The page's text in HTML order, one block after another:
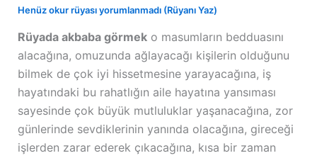
Henüz okur rüyası yorumlanmadı (Rüyanı Yaz)
Rüyada akbaba görmeko masumların bedduasını
alacağına, omuzunda ağlayacağı kişilerin olduğunu
bilmek de çok iyi hissetmesine yarayacağına, iş
hayatındaki bu rahatlığın aile hayatına yansıması
sayesinde çok büyük mutluluklar yaşanacağına, zor
günlerinde sevdiklerinin yanında olacağına, gireceği
işlerden zarar ederek çıkacağına, kısa bir zaman